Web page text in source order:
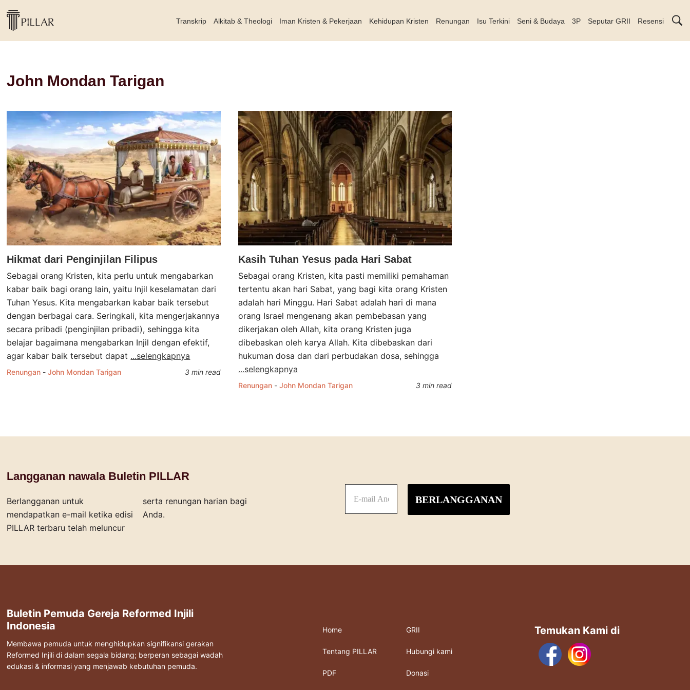
Transkrip Alkitab & Theologi Iman Kristen & Pekerjaan Kehidupan Kristen Renungan Isu Terkini Seni & Budaya 3P Seputar GRII Resensi
John Mondan Tarigan
Hikmat dari Penginjilan Filipus
Sebagai orang Kristen, kita perlu untuk mengabarkan
kabar baik bagi orang lain, yaitu Injil keselamatan dari
Tuhan Yesus. Kita mengabarkan kabar baik tersebut
dengan berbagai cara. Seringkali, kita mengerjakannya
secara pribadi (penginjilan pribadi), sehingga kita
belajar bagaimana mengabarkan Injil dengan efektif,
agar kabar baik tersebut dapat ...selengkapnya
Renungan -John Mondan Tarigan 3 min read
Kasih Tuhan Yesus pada Hari Sabat
Sebagai orang Kristen, kita pasti memiliki pemahaman
tertentu akan hari Sabat, yang bagi kita orang Kristen
adalah hari Minggu. Hari Sabat adalah hari di mana
orang Israel mengenang akan pembebasan yang
dikerjakan oleh Allah, kita orang Kristen juga
dibebaskan oleh karya Allah. Kita dibebaskan dari
hukuman dosa dan dari perbudakan dosa, sehingga
...selengkapnya
Renungan - John Mondan Tarigan 3 min read
Langganan nawala Buletin PILLAR
Berlangganan untuk
mendapatkan e-mail ketika edisi
PILLAR terbaru telah meluncur
serta renungan harian bagi
Anda.
Buletin Pemuda Gereja Reformed Injili
Indonesia
Membawa pemuda untuk menghidupkan signifikansi gerakan
Reformed Injili di dalam segala bidang; berperan sebagai wadah
edukasi & informasi yang menjawab kebutuhan pemuda.
Temukan Kami di
Home GRII
Tentang PILLAR Hubungi kami
PDF Donasi